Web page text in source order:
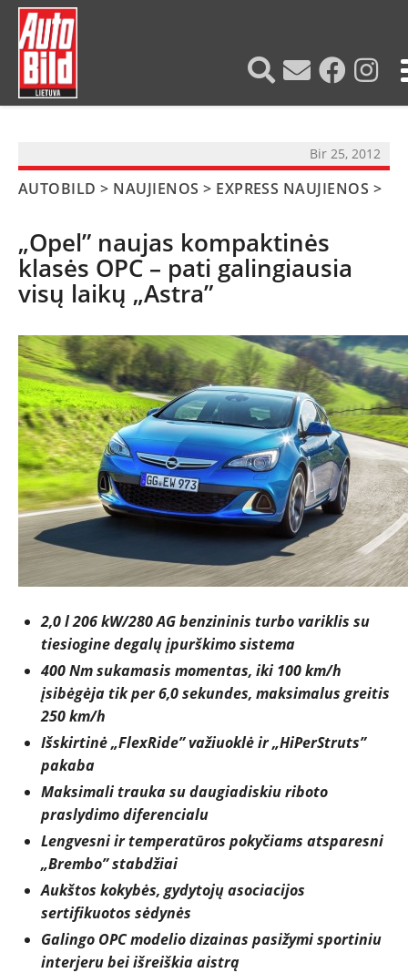
NAUJIENOS
Bir 25, 2012
AUTOBILD > NAUJIENOS > EXPRESS NAUJIENOS >
„Opel” naujas kompaktinės
klasės OPC – pati galingiausia
visų laikų „Astra”
2,0 l 206 kW/280 AG benzininis turbo variklis su
tiesiogine degalų įpurškimo sistema
400 Nm sukamasis momentas, iki 100 km/h
įsibėgėja tik per 6,0 sekundes, maksimalus greitis
250 km/h
Išskirtinė „FlexRide” važiuoklė ir „HiPerStruts”
pakaba
Maksimali trauka su daugiadiskiu riboto
praslydimo diferencialu
Lengvesni ir temperatūros pokyčiams atsparesni
„Brembo” stabdžiai
Aukštos kokybės, gydytojų asociacijos
sertifikuotos sėdynės
Galingo OPC modelio dizainas pasižymi sportiniu
interjeru bei išreiškia aistrą